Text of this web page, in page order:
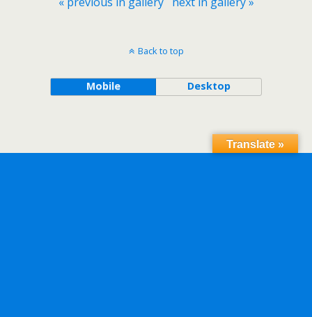
Back to top
Mobile Desktop
Translate »